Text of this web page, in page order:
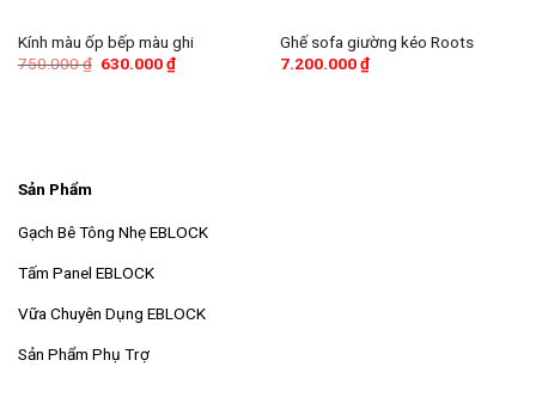
Kính màu ốp bếp màu ghi
750.000₫ Giá
630.000₫Giá
hiện
Ghế sofa giường kéo Roots
7.200.000₫
Sản Phẩm
Gạch Bê Tông Nhẹ EBLOCK
Tấm Panel EBLOCK
Vữa Chuyên Dụng EBLOCK
Sản Phẩm Phụ Trợ